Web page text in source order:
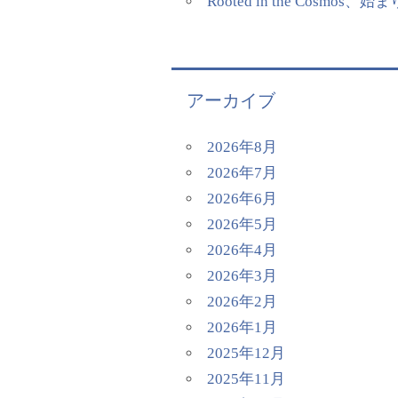
アーカイブ
2026年8月
2026年7月
2026年6月
2026年5月
2026年4月
2026年3月
2026年2月
2026年1月
2025年12月
2025年11月